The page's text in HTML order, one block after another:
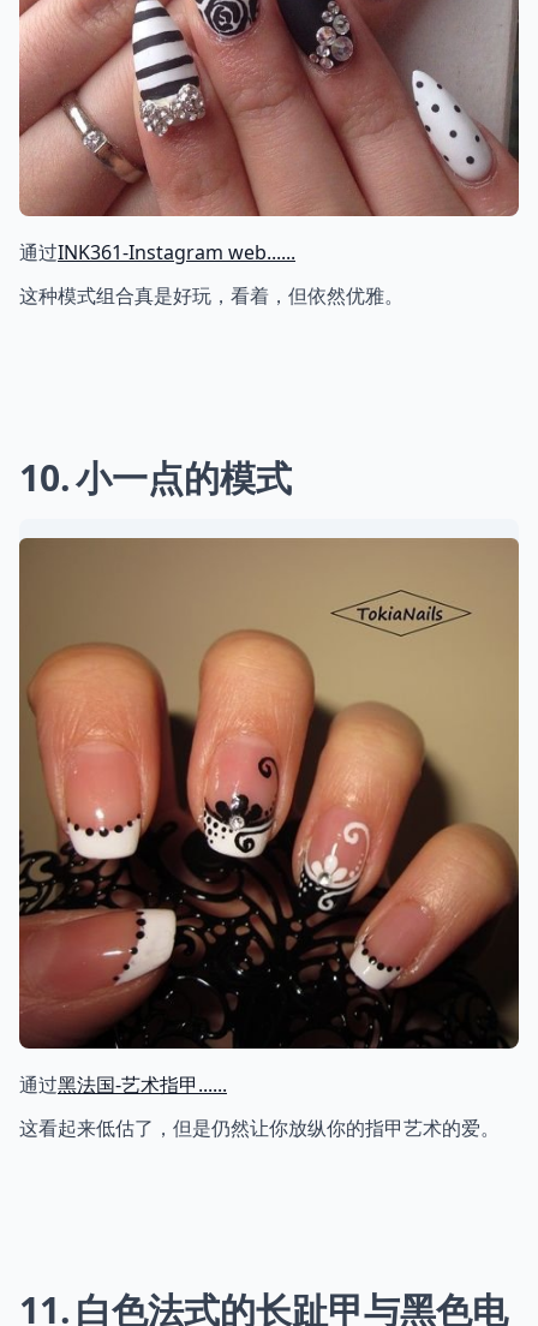
通过INK361-Instagram web......
这种模式组合真是好玩，看着，但依然优雅。
10 小一点的模式
通过黑法国-艺术指甲......
这看起来低估了，但是仍然让你放纵你的指甲艺术的爱。
11 白色法式的长趾甲与黑色电